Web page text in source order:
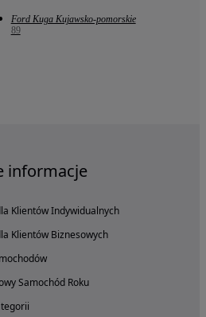
Ford Kuga Kujawsko-pomorskie
89
informacje
Klientów Indywidualnych
Klientów Biznesowych
Samochód Roku